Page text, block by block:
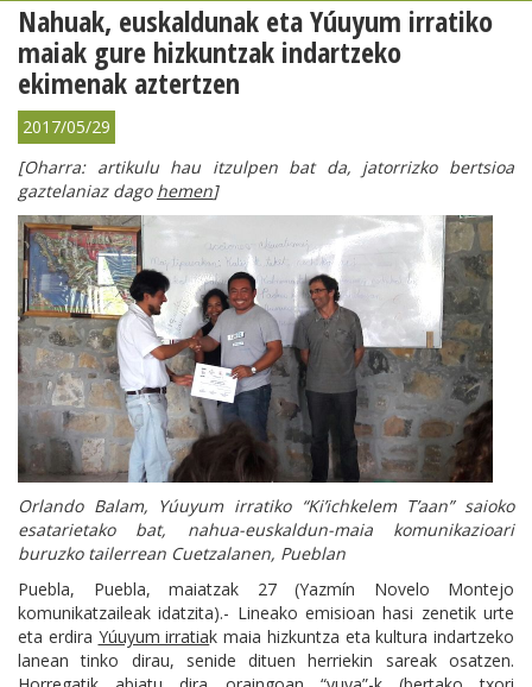
Nahuak, euskaldunak eta Yúuyum irratiko
maiak gure hizkuntzak indartzeko
ekimenak aztertzen
2017/05/29
[Oharra: artikulu hau itzulpen bat da, jatorrizko bertsioa
gaztelaniaz dago hemen]
Orlando Balam, Yúuyum irratiko “Ki’ichkelem T’aan” saioko
esatarietako bat, nahua-euskaldun-maia komunikazioari
buruzko tailerrean Cuetzalanen, Pueblan
Puebla, Puebla, maiatzak 27 (Yazmín Novelo Montejo
komunikatzaileak idatzita).- Lineako emisioan hasi zenetik urte
eta erdira Yúuyum irratiak maia hizkuntza eta kultura indartzeko
lanean tinko dirau, senide dituen herriekin sareak osatzen.